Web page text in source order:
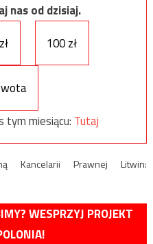
nas od dzisiaj.
100 zł
tym miesiącu: Tutaj
Kancelarii Prawnej Litwin:
WESPRZYJ PROJEKT